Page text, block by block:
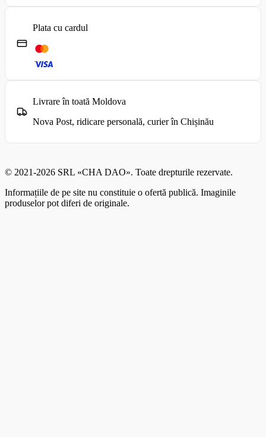
Plata cu cardul
Livrare în toată Moldova
Nova Post, ridicare personală, curier în Chișinău
© 2021-2026 SRL «CHA DAO». Toate drepturile rezervate.
Informațiile de pe site nu constituie o ofertă publică. Imaginile
produselor pot diferi de originale.